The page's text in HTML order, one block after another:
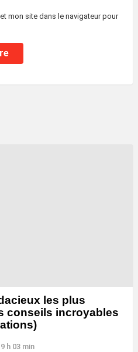
mon site dans le navigateur pour
les plus
conseils incroyables
h 03 min